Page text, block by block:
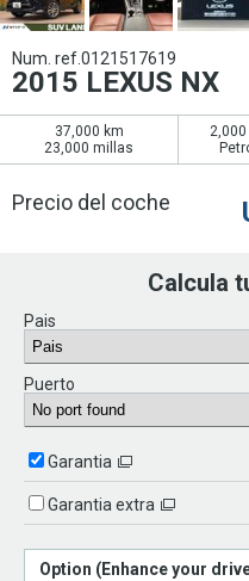
Num. ref.0121517619
2015 LEXUS NX
37,000 km
23,000 millas
Precio del coche
Calcula
Pais
Puerto
Garantia
Garantia extra
Option (Enhance your